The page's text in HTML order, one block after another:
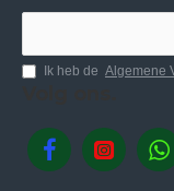
Ik heb de Algemene